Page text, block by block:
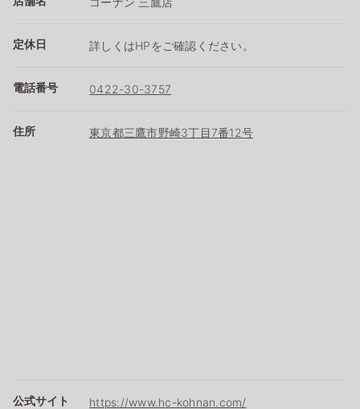
定休日 詳しくはHPをご確認ください。
電話番号 0422-30-3757
住所 東京都三鷹市野崎3丁目7番12号
公式サイト https://www.hc-kohnan.com/